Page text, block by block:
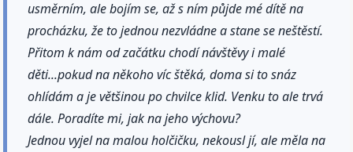
usměrním, ale bojím se, až s ním půjde mé dítě na
procházku, že to jednou nezvládne a stane se neštěstí.
Přitom k nám od začátku chodí návštěvy i malé
děti...pokud na někoho víc štěká, doma si to snáz
ohlídám a je většinou po chvilce klid. Venku to ale trvá
dále. Poradíte mi, jak na jeho výchovu?
Jednou vyjel na malou holčičku, nekousl jí, ale měla na